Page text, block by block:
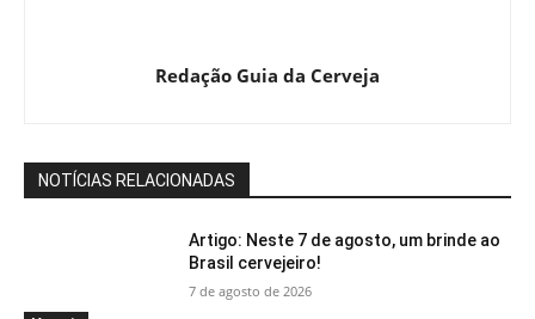
Redação Guia da Cerveja
NOTÍCIAS RELACIONADAS
Artigo: Neste 7 de agosto, um brinde ao
Brasil cervejeiro!
7 de agosto de 2026